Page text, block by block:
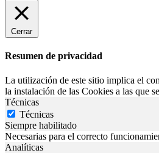
Cerrar
Resumen de privacidad
La utilización de este sitio implica el
la instalación de las Cookies a las que
Técnicas
Técnicas
Siempre habilitado
Necesarias para el correcto
Analíticas